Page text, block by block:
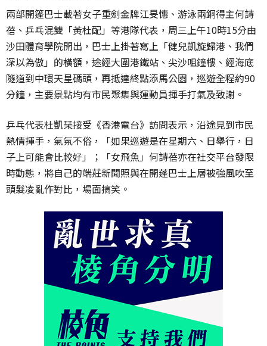
兩部開篷巴士載著女子重劍金牌江旻憓、游泳兩銅得主何詩
蓓、乒乓混雙「黃杜配」等港隊代表，周三上午10時15分由
沙田體育學院開出，巴士上掛著寫上「健兒凱旋歸港、我們
深以為傲」的橫額，途經大圍港鐵站、尖沙咀鐘樓、經海底
隧道到中環天星碼頭，再抵達終點添馬公園，巡遊全程約90
分鐘，主要景點均有市民聚集與運動員揮手打氣及致謝。
乒乓代表杜凱琹接受《香港電台》訪問表示，沿途見到市民
熱情揮手，氣氛不俗，「如果巡遊是在星期六、日舉行，日
子上可能會比較好」；「女飛魚」何詩蓓亦在社交平台發限
時動態，將自己的端莊新聞照與在開蓬巴士上層被強風吹至
頭髮凌亂作對比，場面搞笑。